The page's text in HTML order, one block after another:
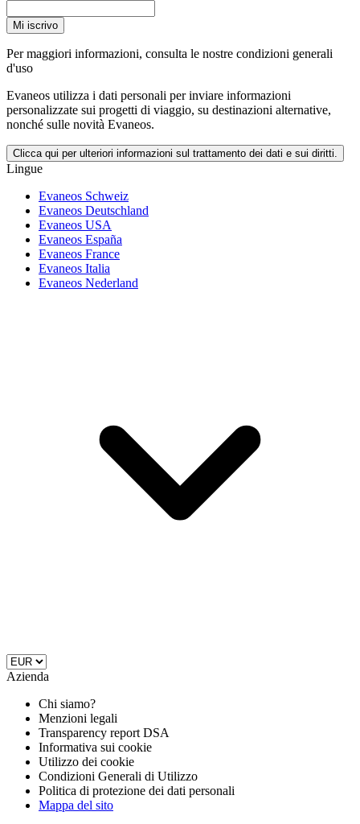
Mi iscrivo
Per maggiori informazioni, consulta le nostre condizioni generali
d'uso
Evaneos utilizza i dati personali per inviare informazioni
personalizzate sui progetti di viaggio, su destinazioni alternative,
nonché sulle novità Evaneos.
Clicca qui per ulteriori informazioni sul trattamento dei dati e sui diritti.
Lingue
Evaneos Schweiz
Evaneos Deutschland
Evaneos USA
Evaneos España
Evaneos France
Evaneos Italia
Evaneos Nederland
Azienda
Chi siamo?
Menzioni legali
Transparency report DSA
Informativa sui cookie
Utilizzo dei cookie
Condizioni Generali di Utilizzo
Politica di protezione dei dati personali
Mappa del sito